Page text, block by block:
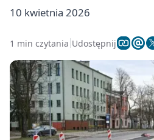
10 kwietnia 2026
1 min czytania Udostępnij